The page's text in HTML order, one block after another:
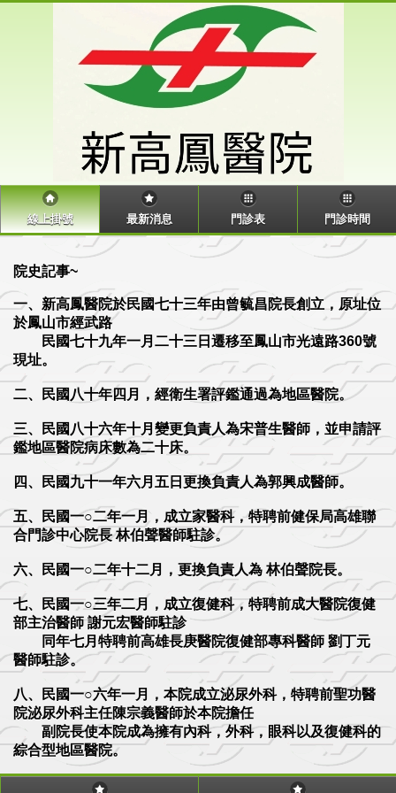
線上掛號 最新消息 門診表 門診時間
院史記事~
一、新高鳳醫院於民國七十三年由曾毓昌院長創立，原址位
於鳳山市經武路
民國七十九年一月二十三日遷移至鳳山市光遠路360號
現址。
二、民國八十年四月，經衛生署評鑑通過為地區醫院。
三、民國八十六年十月變更負責人為宋普生醫師，並申請評
鑑地區醫院病床數為二十床。
四、民國九十一年六月五日更換負責人為郭興成醫師。
五、民國一○二年一月，成立家醫科，特聘前健保局高雄聯
合門診中心院長 林伯聲醫師駐診。
六、民國一○二年十二月，更換負責人為 林伯聲院長。
七、民國一○三年二月，成立復健科，特聘前成大醫院復健
部主治醫師 謝元宏醫師駐診
同年七月特聘前高雄長庚醫院復健部專科醫師 劉丁元
醫師駐診。
八、民國一○六年一月，本院成立泌尿外科，特聘前聖功醫
院泌尿外科主任陳宗義醫師於本院擔任
副院長使本院成為擁有內科，外科，眼科以及復健科的
綜合型地區醫院。